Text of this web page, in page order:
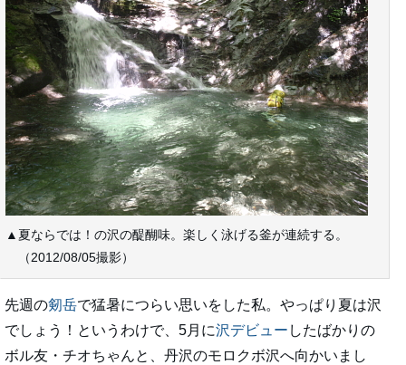
▲夏ならでは！の沢の醍醐味。楽しく泳げる釜が連続する。
（2012/08/05撮影）
先週の剱岳で猛暑につらい思いをした私。やっぱり夏は沢
でしょう！というわけで、5月に沢デビュー したばかりの
ボル友・チオちゃんと、丹沢のモロクボ沢へ向かいまし